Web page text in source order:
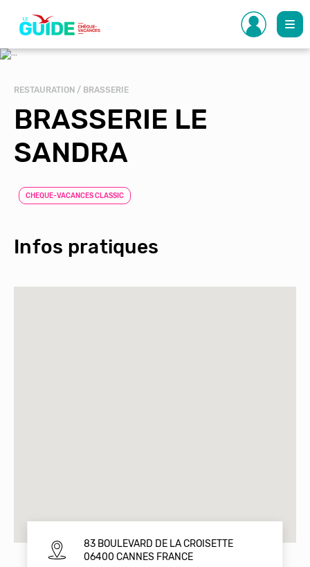
contenu
principal
RESTAURATION / BRASSERIE
BRASSERIE LE
SANDRA
CHEQUE-VACANCES CLASSIC
Infos pratiques
83 BOULEVARD DE LA CROISETTE
06400 CANNES FRANCE